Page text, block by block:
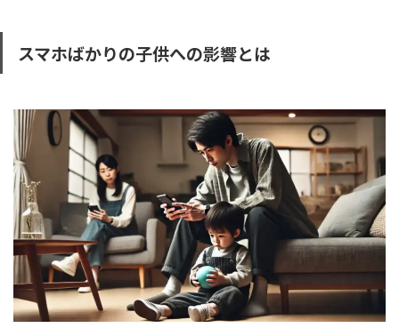
スマホばかりの子供への影響とは